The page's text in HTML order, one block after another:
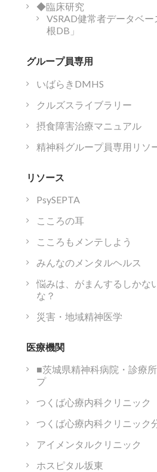
◆臨床研究
VSRAD健常者データベー
根DB」
グループ員専用
いばらきDMHS
クルズスライブラリー
摂食障害治療マニュアル
精神科グループ員専用リソ
リソース
PsySEPTA
こころの耳
こころもメンテしよう
みんなのメンタルヘルス
悩みは、がまんするしかな
な？
災害・地域精神医学
医療機関
■茨城県精神科病院・診療
プ
つくば心療内科クリニック
つくば心療内科クリニック
アイメンタルクリニック
ホスピタル坂東